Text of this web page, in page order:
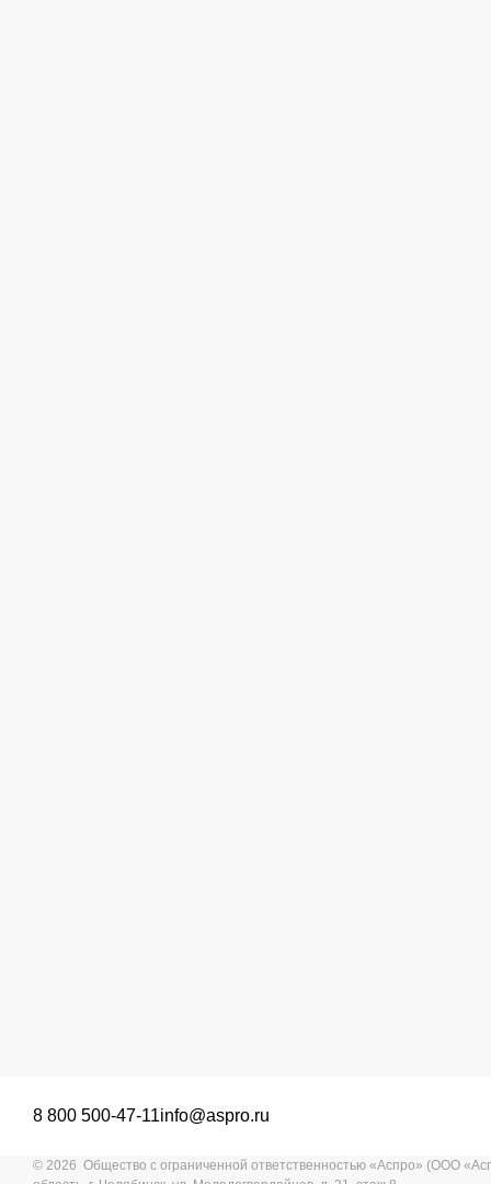
8 800 500-47-11info@aspro.ru
© 2026 Общество с ограниченной ответственностью «Аспро» (ООО